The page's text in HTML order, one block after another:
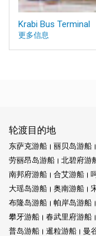
Krabi Bus Terminal
更多信息
轮渡目的地
东萨克游船 丽贝岛游船
劳丽昂岛游船
北碧府游
南邦府游船
合艾游船
大瑶岛游船
奥南游船
布隆岛游船
帕岸岛游船
攀牙游船
春武里府游船
普岛游船
暹粒游船 曼